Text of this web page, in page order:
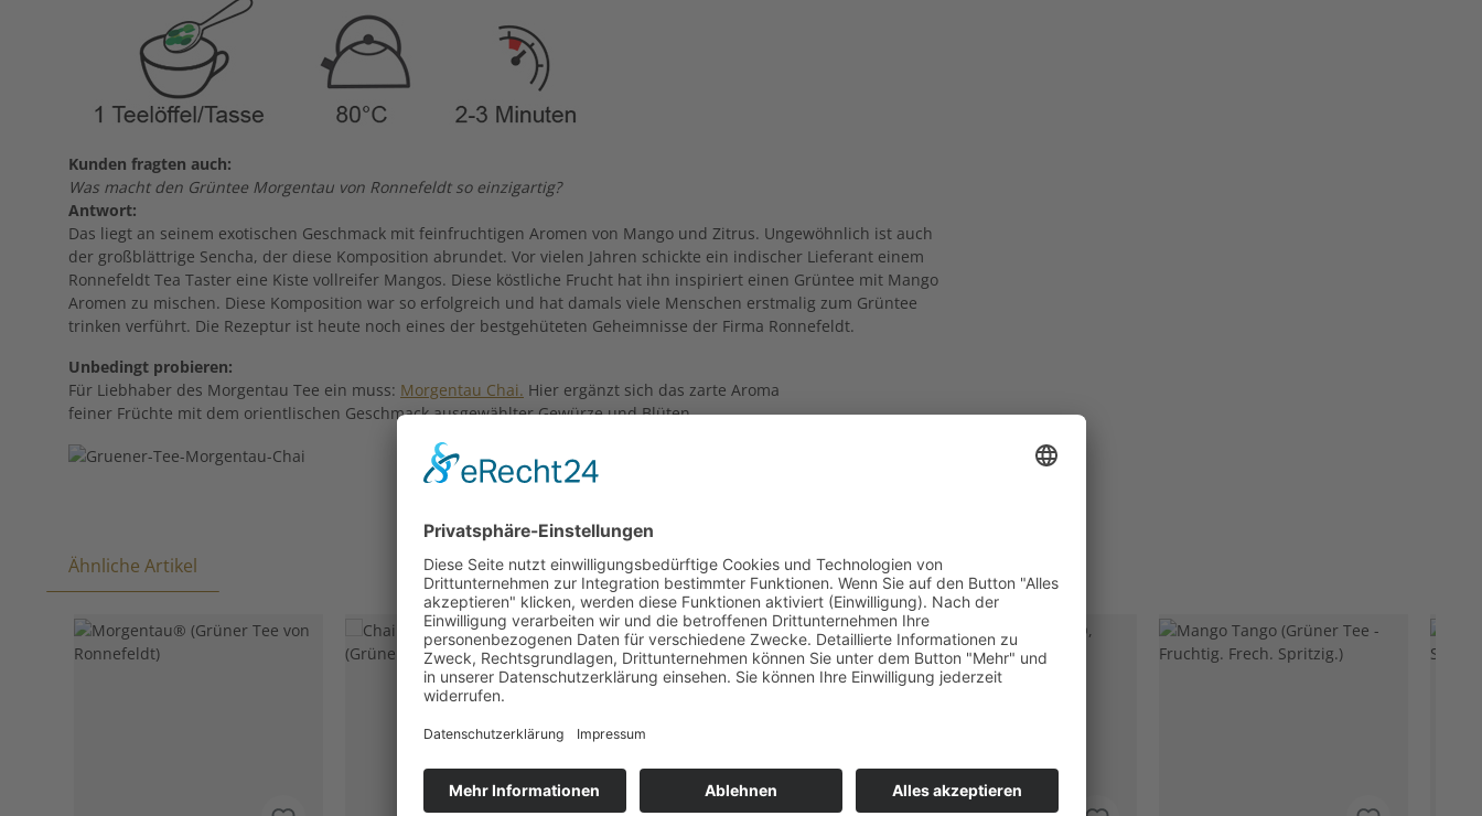
Kunden fragten auch:
Was macht den Grüntee Morgentau von Ronnefeldt so einzigartig?
Antwort:
Das liegt an seinem exotischen Geschmack mit feinfruchtigen Aromen von Mango und Zitrus. Ungewöhnlich ist auch
der großblättrige Sencha, der diese Komposition abrundet. Vor vielen Jahren schickte ein indischer Lieferant einem
Ronnefeldt Tea Taster eine Kiste vollreifer Mangos. Diese köstliche Frucht hat ihn inspiriert einen Grüntee mit Mango
Aromen zu mischen. Diese Komposition war so erfolgreich und hat damals viele Menschen erstmalig zum Grüntee
trinken verführt. Die Rezeptur ist heute noch eines der bestgehüteten Geheimnisse der Firma Ronnefeldt.
Unbedingt probieren:
Für Liebhaber des Morgentau Tee ein muss: Morgentau Chai. Hier ergänzt sich das zarte Aroma
feiner Früchte mit dem orientlischen Geschmack ausgewählter Gewürze und Blüten.
Ähnliche Artikel
Produktgalerie überspringen